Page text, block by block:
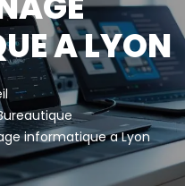
A LYON
informatique a Lyon